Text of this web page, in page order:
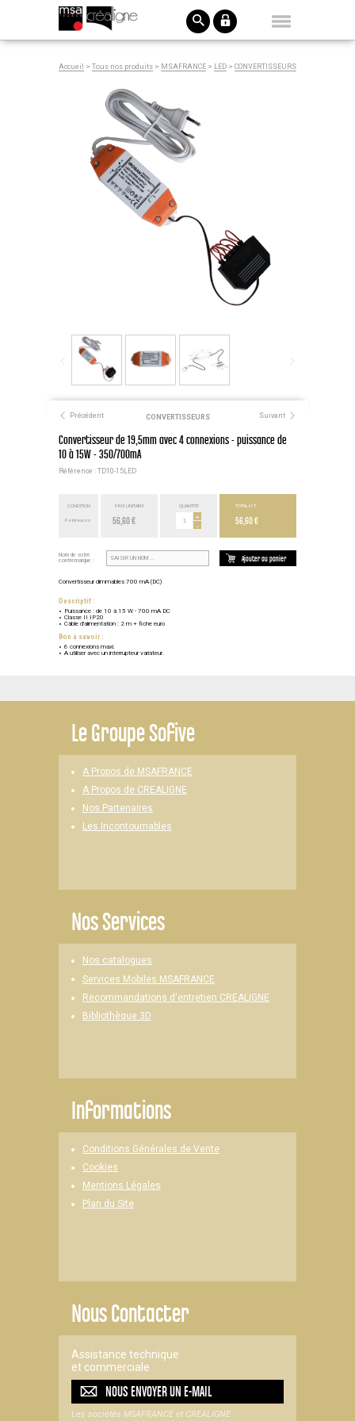
Accueil > Tous nos produits > MSAFRANCE > LED > CONVERTISSEURS
Précédent CONVERTISSEURS Suivant
Convertisseur de 19,5mm avec 4 connexions - puissance de
10 à 15W - 350/700mA
Référence : TD10-15LED
CONDITION
Point euros
PRIX UNITAIRE
56,60 €
QUANTITÉ
+
-
TOTAL H.T.
56,60 €
Nom de votre
contremarque :
Ajouter au panier
Convertisseur dimmables 700 mA (DC)
Descriptif :
Puissance : de 10 à 15 W - 700 mA DC
Classe II IP20
Câble d'alimentation : 2 m + fiche euro
Bon à savoir :
6 connexions maxi.
A utiliser avec un interrupteur variateur.
LeGroupe Sofive
A Propos de MSAFRANCE
A Propos de CREALIGNE
Nos Partenaires
Les Incontournables
Nos Services
Nos catalogues
Services Mobiles MSAFRANCE
Recommandations d'entretien CREALIGNE
Bibliothèque 3D
Informations
Conditions Générales de Vente
Cookies
Mentions Légales
Plan du Site
Nous Contacter
Assistance technique
et commerciale
NOUS ENVOYER UNE-MAIL
Les sociétés MSAFRANCE et CREALIGNE